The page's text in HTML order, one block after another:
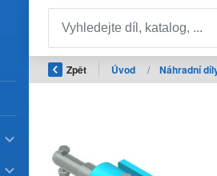
Zpět Úvod / Náhradní